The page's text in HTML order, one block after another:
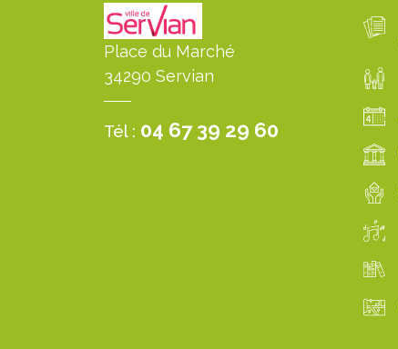
Place du Marché
34290 Servian
Tél : 04 67 39 29 60